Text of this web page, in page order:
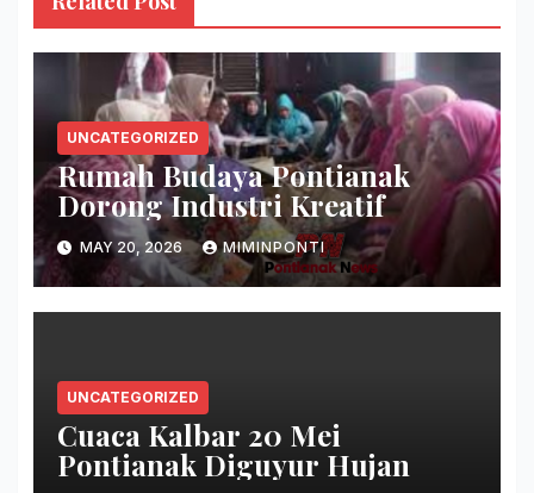
UNCATEGORIZED
Rumah Budaya Pontianak
Dorong Industri Kreatif
MAY 20, 2026 MIMINPONTI
UNCATEGORIZED
Cuaca Kalbar 20 Mei
Pontianak Diguyur Hujan